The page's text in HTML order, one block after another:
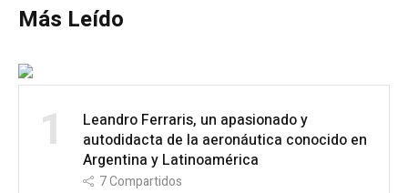
Más Leído
1
Leandro Ferraris, un apasionado y
autodidacta de la aeronáutica conocido en
Argentina y Latinoamérica
7Compartidos